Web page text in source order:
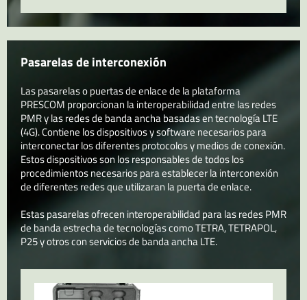
Pasarelas de interconexión
Las pasarelas o puertas de enlace de la plataforma
PRESCOM proporcionan la interoperabilidad entre las redes
PMR y las redes de banda ancha basadas en tecnología LTE
(4G). Contiene los dispositivos y software necesarios para
interconectar los diferentes protocolos y medios de conexión.
Estos dispositivos son los responsables de todos los
procedimientos necesarios para establecer la interconexión
de diferentes redes que utilizaran la puerta de enlace.
Estas pasarelas ofrecen interoperabilidad para las redes PMR
de banda estrecha de tecnologías como TETRA, TETRAPOL,
P25 y otros con servicios de banda ancha LTE.